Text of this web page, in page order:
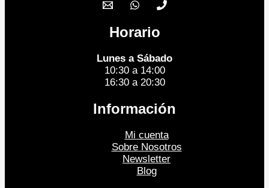
Horario
Lunes a Sábado
10:30 a 14:00
16:30 a 20:30
Información
Mi cuenta
Sobre Nosotros
Newsletter
Blog